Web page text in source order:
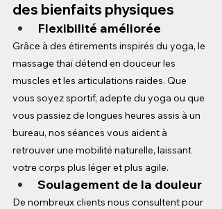
des bienfaits physiques
Flexibilité améliorée
Grâce à des étirements inspirés du yoga, le
massage thaï détend en douceur les
muscles et les articulations raides. Que
vous soyez sportif, adepte du yoga ou que
vous passiez de longues heures assis à un
bureau, nos séances vous aident à
retrouver une mobilité naturelle, laissant
votre corps plus léger et plus agile.
Soulagement de la douleur
De nombreux clients nous consultent pour